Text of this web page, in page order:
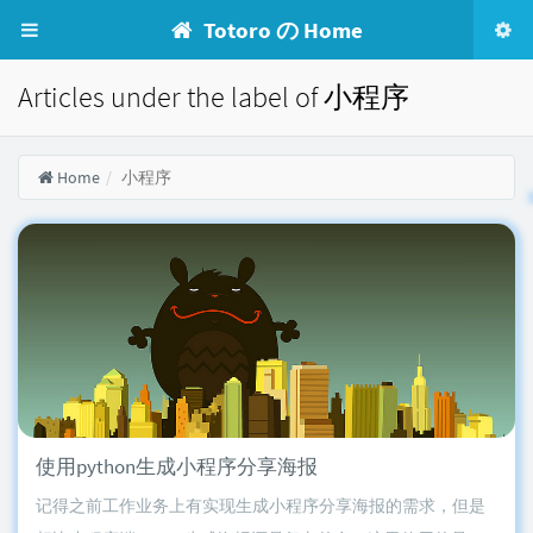
Totoro の Home
Articles under the label of 小程序
Home 小程序
使用python生成小程序分享海报
记得之前工作业务上有实现生成小程序分享海报的需求，但是